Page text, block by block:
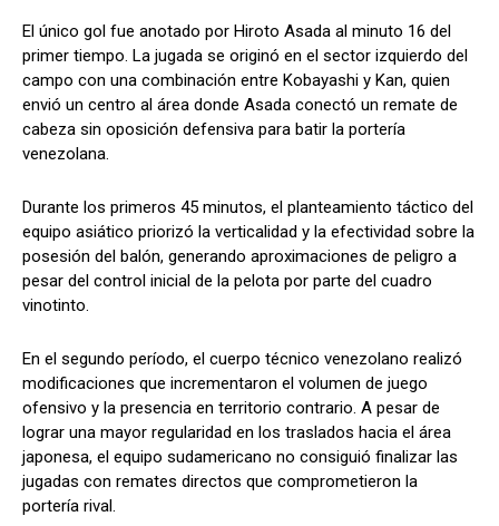
El único gol fue anotado por Hiroto Asada al minuto 16 del
primer tiempo. La jugada se originó en el sector izquierdo del
campo con una combinación entre Kobayashi y Kan, quien
envió un centro al área donde Asada conectó un remate de
cabeza sin oposición defensiva para batir la portería
venezolana.
Durante los primeros 45 minutos, el planteamiento táctico del
equipo asiático priorizó la verticalidad y la efectividad sobre la
posesión del balón, generando aproximaciones de peligro a
pesar del control inicial de la pelota por parte del cuadro
vinotinto.
En el segundo período, el cuerpo técnico venezolano realizó
modificaciones que incrementaron el volumen de juego
ofensivo y la presencia en territorio contrario. A pesar de
lograr una mayor regularidad en los traslados hacia el área
japonesa, el equipo sudamericano no consiguió finalizar las
jugadas con remates directos que comprometieron la
portería rival.